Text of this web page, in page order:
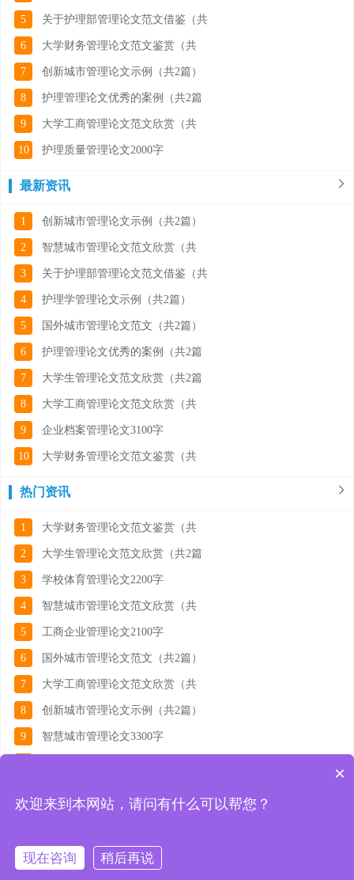
5 关于护理部管理论文范文借鉴（共
6 大学财务管理论文范文鉴赏（共
7 创新城市管理论文示例（共2篇）
8 护理管理论文优秀的案例（共2篇
9 大学工商管理论文范文欣赏（共
10 护理质量管理论文2000字
最新资讯
1 创新城市管理论文示例（共2篇）
2 智慧城市管理论文范文欣赏（共
3 关于护理部管理论文范文借鉴（共
4 护理学管理论文示例（共2篇）
5 国外城市管理论文范文（共2篇）
6 护理管理论文优秀的案例（共2篇
7 大学生管理论文范文欣赏（共2篇
8 大学工商管理论文范文欣赏（共
9 企业档案管理论文3100字
10 大学财务管理论文范文鉴赏（共
热门资讯
1 大学财务管理论文范文鉴赏（共
2 大学生管理论文范文欣赏（共2篇
3 学校体育管理论文2200字
4 智慧城市管理论文范文欣赏（共
5 工商企业管理论文2100字
6 国外城市管理论文范文（共2篇）
7 大学工商管理论文范文欣赏（共
8 创新城市管理论文示例（共2篇）
9 智慧城市管理论文3300字
服务热线：18078928157 客服微信：18078928157 客服QQ：1475317676
×
欢迎来到本网站，请问有什么可以帮您？
现在咨询 稍后再说